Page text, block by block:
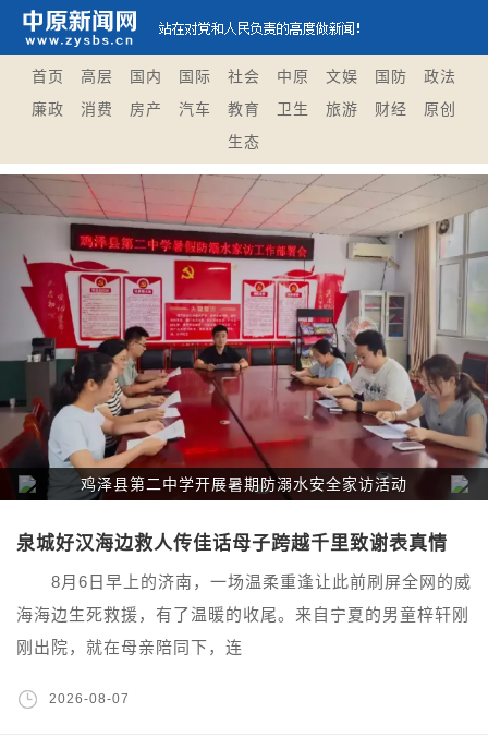
首页 高层 国内 国际 社会 中原 文娱 国防
政法
廉政
消费 房产 汽车 教育 卫生 旅游 财经
原创
生态
鸡泽县第二中学开展暑期防溺水安全家访活动
Previous
泉城好汉海边救人传佳话母子跨越千里致谢表真情
8月6日早上的济南，一场温柔重逢让此前刷屏全网的威
海海边生死救援，有了温暖的收尾。来自宁夏的男童梓轩刚
刚出院，就在母亲陪同下，连
2026-08-07